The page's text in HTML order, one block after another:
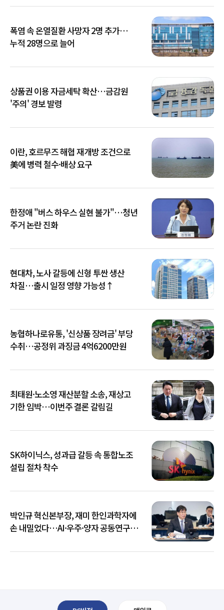
폭염 속 온열질환 사망자 2명 추가…
누적 28명으로 늘어
상품권 이용 자금세탁 확산…금감원
'주의' 경보 발령
이란, 호르무즈 해협 재개방 조건으로
美에 병력 철수·배상 요구
한정애 "버스 하우스 실현 불가"…청년
주거 논란 진화
현대차, 노사 갈등에 신형 투싼 생산
차질…출시 일정 영향 가능성↑
농협하나로유통, '신상품 장려금' 부당
수취…공정위 과징금 4억6200만원
최태원·노소영 재산분할 소송, 재상고
기한 임박…이번주 결론 갈림길
SK하이닉스, 성과급 갈등 속 통합노조
설립 절차 착수
박인규 혁신본부장, 재미 한인과학자에
손 내밀었다…AI·우주·양자 공동연구